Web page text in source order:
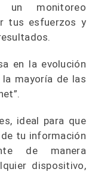
un monitoreo
tus esfuerzos y
en la evolución
mayoría de las
ideal para que
tu información
de manera
dispositivo,